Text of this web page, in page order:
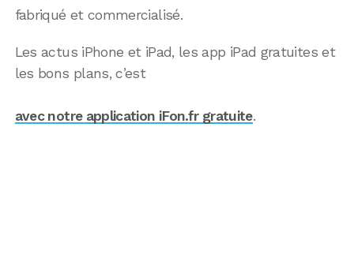
fabriqué et commercialisé.
Les actus iPhone et iPad, les app iPad gratuites et
les bons plans, c’est
avec notre application iFon.fr gratuite.